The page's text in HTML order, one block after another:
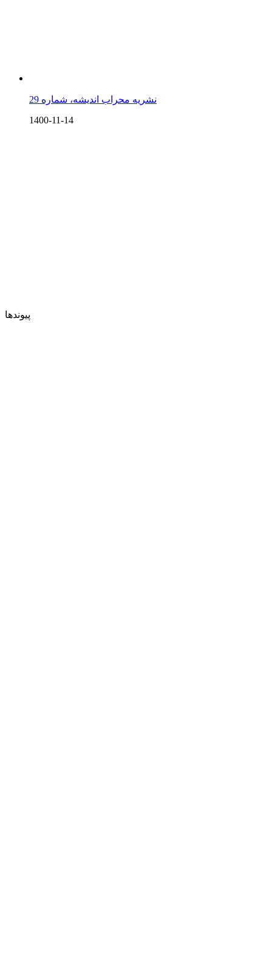
نشریه محراب اندیشه، شماره 29
1400-11-14
پیوندها